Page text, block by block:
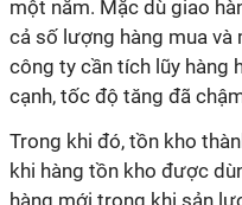
một năm. Mặc dù giao
cả số lượng hàng mua
công ty cần tích lũy hàng
cạnh, tốc độ tăng đã
Trong khi đó, tồn kho
khi hàng tồn kho được
hàng mới trong khi sản